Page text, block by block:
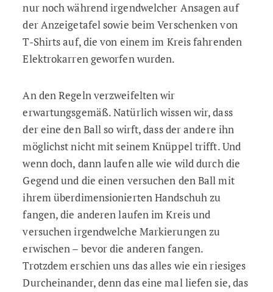
nur noch während irgendwelcher Ansagen auf
der Anzeigetafel sowie beim Verschenken von
T-Shirts auf, die von einem im Kreis fahrenden
Elektrokarren geworfen wurden.
An den Regeln verzweifelten wir
erwartungsgemäß. Natürlich wissen wir, dass
der eine den Ball so wirft, dass der andere ihn
möglichst nicht mit seinem Knüppel trifft. Und
wenn doch, dann laufen alle wie wild durch die
Gegend und die einen versuchen den Ball mit
ihrem überdimensionierten Handschuh zu
fangen, die anderen laufen im Kreis und
versuchen irgendwelche Markierungen zu
erwischen – bevor die anderen fangen.
Trotzdem erschien uns das alles wie ein riesiges
Durcheinander, denn das eine mal liefen sie, das